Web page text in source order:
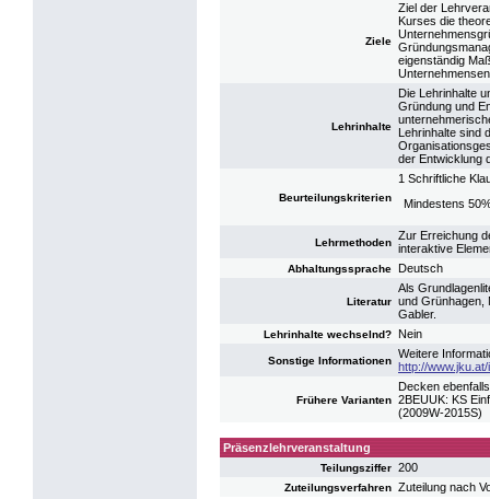
Ziele
Ziel der
Kurses die
eigenständig
Lehrinhalte
Die Lehrinhalte
Gründung und
Lehrinhalte sind
der Entwicklung
Beurteilungskriterien
1 Schriftliche
Mindestens
Lehrmethoden
Zur Erreichung
interaktive
Abhaltungssprache Deutsch
Literatur
Als
und Grünhagen,
Gabler.
Lehrinhalte wechselnd? Nein
Sonstige Informationen
Weitere
http://www.jku.at/
Frühere Varianten
Decken
2BEUUK: KS
(2009W-2015S)
Präsenzlehrveranstaltung
Teilungsziffer 200
Zuteilungsverfahren Zuteilung nach